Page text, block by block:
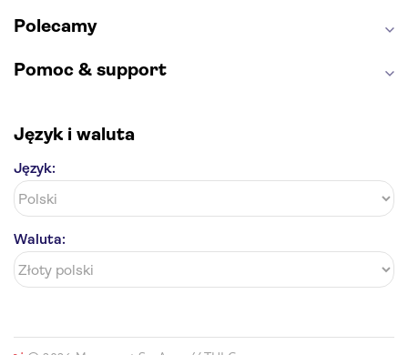
Polecamy
Pomoc & support
Język i waluta
Język:
Waluta: